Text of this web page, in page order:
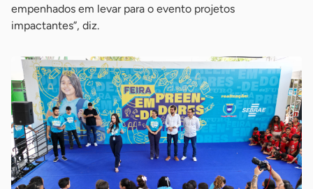
empenhados em levar para o evento projetos
impactantes”, diz.